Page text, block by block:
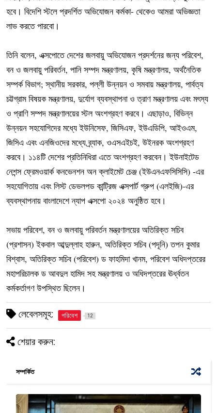
হবে। বিদেশি স্টলে প্রদর্শিত অভিযোজন কর্মকা- থেকেও আমরা অভিজ্ঞতা
লাভ করতে পারবো।
তিনি বলেন, এক্সপোতে দেশের জলবায়ু অভিযোজন প্রদর্শনের জন্য পরিবেশ,
বন ও জলবায়ু পরিবর্তন, পানি সম্পদ মন্ত্রণালয়, কৃষি মন্ত্রণালয়, অর্থনৈতিক
সম্পর্ক বিভাগ; স্থানীয় সরকার, পল্লী উন্নয়ন ও সমবায় মন্ত্রণালয়, পার্বত্য
চট্টগ্রাম বিষয়ক মন্ত্রণালয়, দুর্যোগ ব্যবস্থাপনা ও ত্রাণ মন্ত্রণালয় এবং মৎস্য
ও প্রাণি সম্পদ মন্ত্রণালয়ের স্টল অংশগ্রহণ করবে। এছাড়াও, বিভিন্ন
উন্নয়ন সহযোগিদের মধ্যে ইউনিসেফ, জিসিএফ, ইউএডিপি, আইওএম,
জিসিএ এবং এনজিওদের মধ্যে ব্র্যাক, ওএসএইচই, উইনরক অংশগ্রহণ
করবে। ১১৪টি দেশের প্রতিনিধিরা এতে অংশগ্রহণ করবেন। ইউনাইটেড
নেশন্স ফ্রেমওয়ার্ক কনভেনশন অন ক্লাইমেট চেঞ্জ (ইউএনএফসিসিসি) -এর
সহযোগিতায় এবং লিস্ট ডেভলপড কান্ট্রিজ এক্সপার্ট গ্রুপ (এলইজি)-এর
ব্যবস্থাপনায় বাংলাদেশে ন্যাপ এক্সপো ২০২৪ অনুষ্ঠিত হবে।
সভায় পরিবেশ, বন ও জলবায়ু পরিবর্তন মন্ত্রণালয়ের অতিরিক্ত সচিব
(প্রশাসন) ইকবাল আব্দুল্লাহ হারুন, অতিরিক্ত সচিব (পদূনি) তপন কুমার
বিশ্বাস, অতিরিক্ত সচিব (পরিবেশ) ড ফাহমিদা খানম, পরিবেশ অধিদপ্তরের
মহাপরিচালক ড আবদুল হামিদ সহ মন্ত্রণালয় ও অধিদপ্তরের ঊর্ধ্বতন
কর্মকর্তাগণ উপস্থিত ছিলেন।
লেবেলসমূহ: পরিবেশ 12
শেয়ার করুন:
সম্পর্কিত